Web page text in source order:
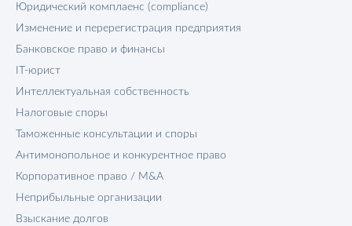
Юридический комплаенс (compliance)
Изменение и перерегистрация предприятия
Банковское право и финансы
IT-юрист
Интеллектуальная собственность
Налоговые споры
Таможенные консультации и споры
Антимонопольное и конкурентное право
Корпоративное право / M&A
Неприбыльные организации
Взыскание долгов